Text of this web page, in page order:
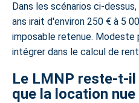
Dans les scénarios ci-
ans irait d'environ 250 € à 5
imposable retenue. Modeste
intégrer dans le calcul de
Le LMNP reste-t-il
que la location nue